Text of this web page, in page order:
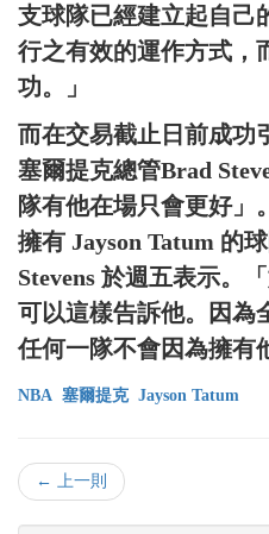
支球隊已經建立起自己
行之有效的運作方式，
功。」
而在交易截止日前成功
塞爾提克總管Brad
隊有他在場只會更好」
擁有 Jayson Tatum 的
Stevens 於週五表示。
可以這樣告訴他。因為
任何一隊不會因為擁有
NBA 塞爾提克 Jayson Tatum
← 上一則